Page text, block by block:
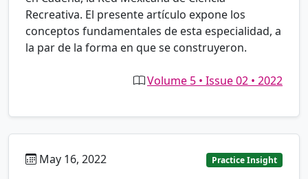
Recreativa. El presente artículo expone los
conceptos fundamentales de esta especialidad, a
la par de la forma en que se construyeron.
Volume 5 • Issue 02 • 2022
May 16, 2022 Practice Insight